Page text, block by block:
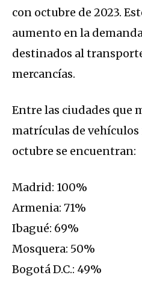
con octubre de 2023.
aumento en la
destinados al
mercancías.
Entre las ciudades que
matrículas de
octubre se encuentran:
Madrid: 100%
Armenia: 71%
Ibagué: 69%
Mosquera: 50%
Bogotá D.C.: 49%